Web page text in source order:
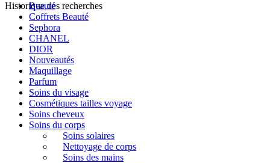
Historique des recherches
Beauté
Coffrets Beauté
Sephora
CHANEL
DIOR
Nouveautés
Maquillage
Parfum
Soins du visage
Cosmétiques tailles voyage
Soins cheveux
Soins du corps
Soins solaires
Nettoyage de corps
Soins des mains